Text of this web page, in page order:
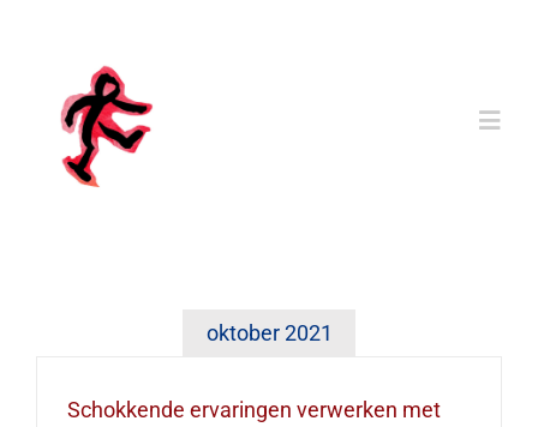
oktober 2021
Schokkende ervaringen verwerken met